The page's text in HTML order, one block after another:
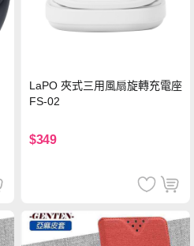
LaPO 夾式三用風扇旋轉充電座
FS-02
$349